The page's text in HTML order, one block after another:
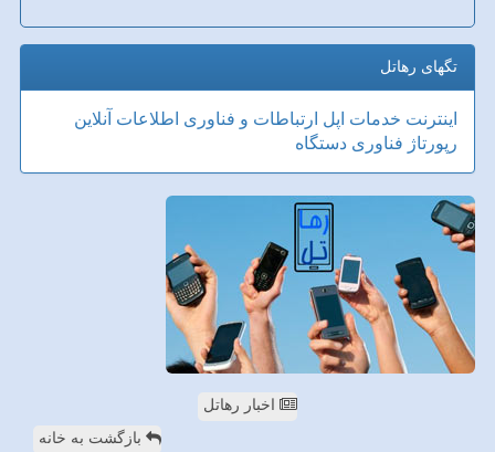
تگهای رهاتل
اینترنت خدمات اپل ارتباطات و فناوری اطلاعات آنلاین
رپورتاژ فناوری دستگاه
اخبار رهاتل
بازگشت به خانه